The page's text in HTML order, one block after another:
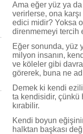
Ama eğer yüz ya
verirlerse, ona
edici midir? Yoksa
direnmemeyi tercih
Eğer sonunda, yüz
milyon insanın,
ve köleler gibi
görerek, buna ne
Demek ki kendi
ta kendisidir, çünkü
kırabilir.
Kendi boyun
halktan başkası